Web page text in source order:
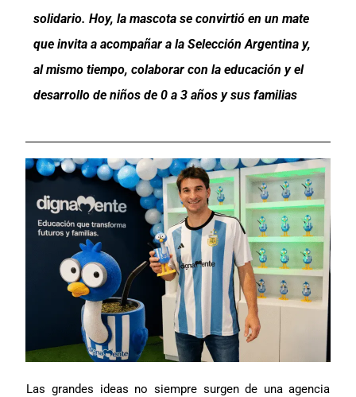
solidario. Hoy, la mascota se convirtió en un mate
que invita a acompañar a la Selección Argentina y,
al mismo tiempo, colaborar con la educación y el
desarrollo de niños de 0 a 3 años y sus familias
Las grandes ideas no siempre surgen de una agencia